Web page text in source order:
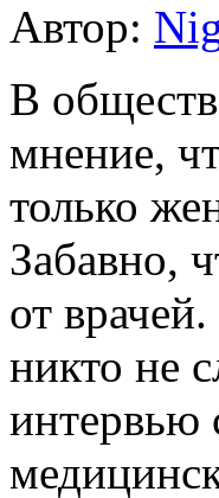
Автор:
В
мнение,
только
Забавно,
от
никто не
интервью